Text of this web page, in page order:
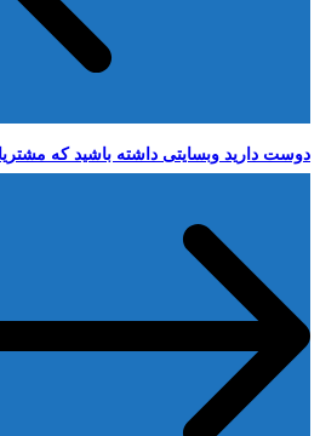
دوست دارید وبسایتی داشته باشید که